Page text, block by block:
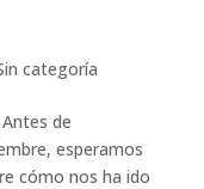
categoría
de
esperamos
cómo nos ha ido